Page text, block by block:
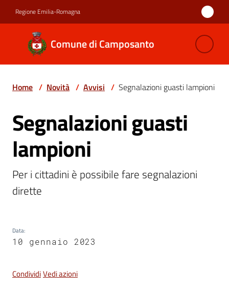
Regione Emilia-Romagna
Comune di Camposanto
Comune di
Camposanto
Amministrazione
Novità
Menu selezionato
Servizi
Vivere
Camposanto
n
Home / Novità / Avvisi / Segnalazioni guasti lampioni
Salta al contenuto
Segnalazioni guasti
lampioni
Per i cittadini è possibile fare segnalazioni
dirette
Data:
10 gennaio 2023
CondividiVedi azioni